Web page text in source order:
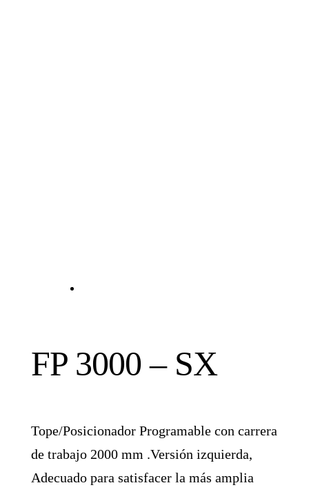
FP 3000 – SX
Tope/Posicionador Programable con carrera
de trabajo 2000 mm .Versión izquierda,
Adecuado para satisfacer la más amplia